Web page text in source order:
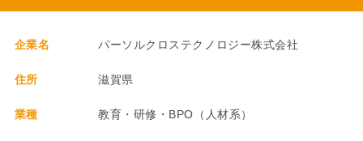
企業名 パーソルクロステクノロジー株式会社
住所 滋賀県
業種 教育・研修・BPO（人材系）